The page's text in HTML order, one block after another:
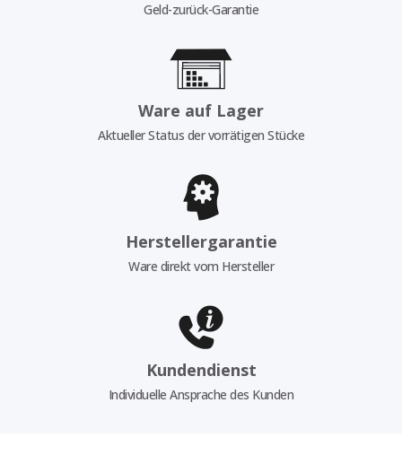
Geld-zurück-Garantie
Ware auf Lager
Aktueller Status der vorrätigen Stücke
Herstellergarantie
Ware direkt vom Hersteller
Kundendienst
Individuelle Ansprache des Kunden